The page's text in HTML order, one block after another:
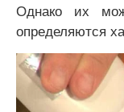
Однако их
определяются